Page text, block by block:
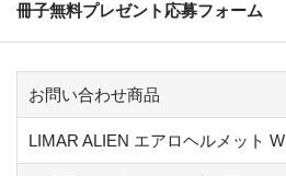
冊子無料プレゼント応募フォーム
お問い合わせ商品
LIMAR ALIEN エアロヘルメット